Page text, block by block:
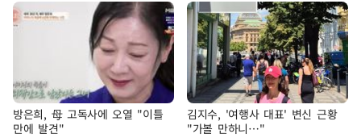
방은희, 母 고독사에 오열 "이틀
만에 발견"
김지수, '여행사 대표' 변신 근황
"가볼 만하니…"